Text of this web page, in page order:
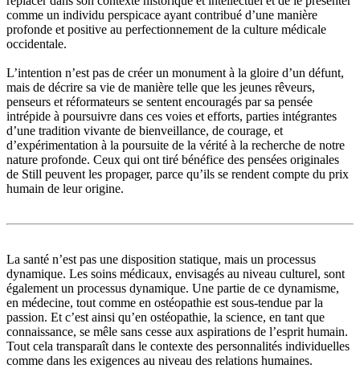
comme un individu perspicace ayant contribué d’une manière
profonde et positive au perfectionnement de la culture médicale
occidentale.
L’intention n’est pas de créer un monument à la gloire d’un défunt,
mais de décrire sa vie de manière telle que les jeunes rêveurs,
penseurs et réformateurs se sentent encouragés par sa pensée
intrépide à poursuivre dans ces voies et efforts, parties intégrantes
d’une tradition vivante de bienveillance, de courage, et
d’expérimentation à la poursuite de la vérité à la recherche de notre
nature profonde. Ceux qui ont tiré bénéfice des pensées originales
de Still peuvent les propager, parce qu’ils se rendent compte du prix
humain de leur origine.
La santé n’est pas une disposition statique, mais un processus
dynamique. Les soins médicaux, envisagés au niveau culturel, sont
également un processus dynamique. Une partie de ce dynamisme,
en médecine, tout comme en ostéopathie est sous-tendue par la
passion. Et c’est ainsi qu’en ostéopathie, la science, en tant que
connaissance, se mêle sans cesse aux aspirations de l’esprit humain.
Tout cela transparaît dans le contexte des personnalités individuelles
comme dans les exigences au niveau des relations humaines.